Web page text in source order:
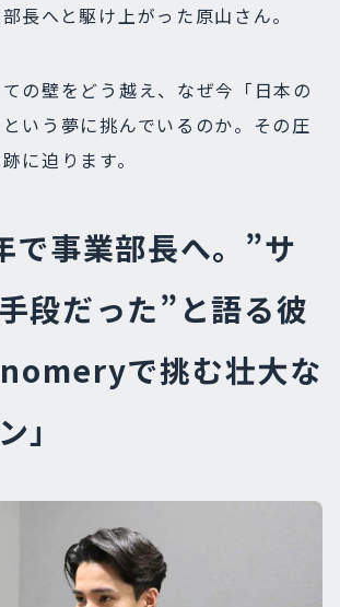
長へと駆け上がった原山さん。
の壁をどう越え、なぜ今「日本の
いう夢に挑んでいるのか。その圧
に迫ります。
で事業部長へ。”サ
段だった”と語る彼
で挑む壮大な
」